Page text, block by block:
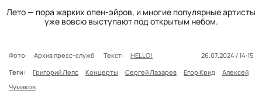
Лето — пора жарких опен-эйров, и многие популярные артисты
уже вовсю выступают под открытым небом.
Фото: Архив пресс-служб Текст: HELLO!
26.07.2024 / 14:15
Теги:
Григорий Лепс Концерты Сергей Лазарев Егор Крид
Алексей
Чумаков